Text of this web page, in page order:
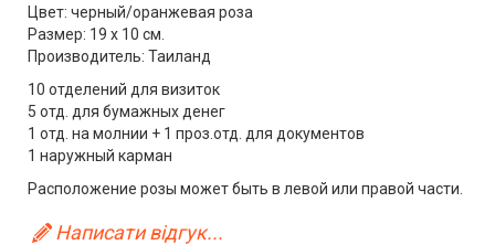
Цвет: черный/оранжевая роза
Размер: 19 х 10 см.
Производитель: Таиланд
10 отделений для визиток
5 отд. для бумажных денег
1 отд. на молнии + 1 проз.отд. для документов
1 наружный карман
Расположение розы может быть в левой или правой части.
Написати відгук...